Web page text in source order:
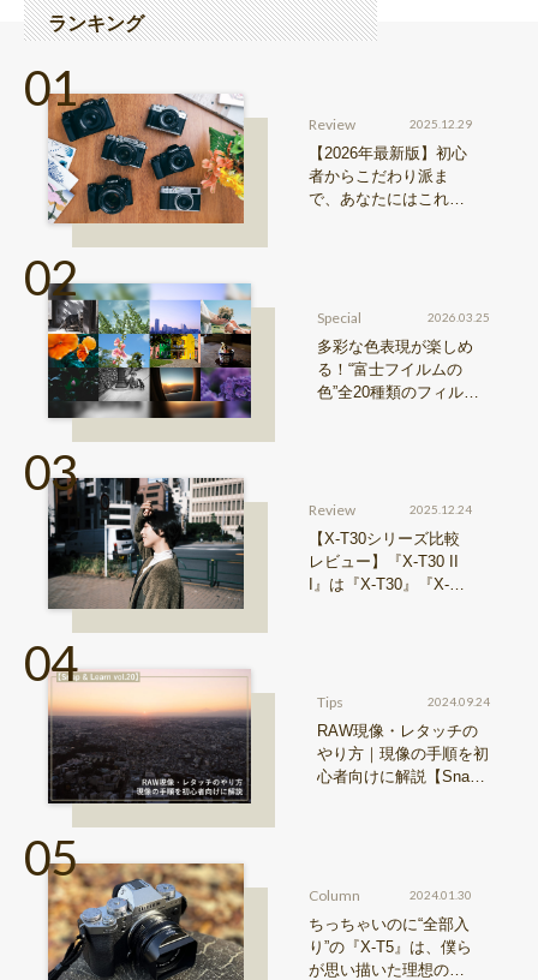
ランキング
Review 2025.12.29
【2026年最新版】初心
者からこだわり派ま
で、あなたにはこれが
Special 2026.03.25
多彩な色表現が楽しめ
る！“富士フイルムの
色”全20種類のフィルム
Review 2025.12.24
【X-T30シリーズ比較
レビュー】『X-T30 II
I』は『X-T30』『X-T3
Tips 2024.09.24
RAW現像・レタッチの
やり方｜現像の手順を初
心者向けに解説【Snap
Column 2024.01.30
ちっちゃいのに“全部入
り”の『X-T5』は、僕ら
が思い描いた理想の写